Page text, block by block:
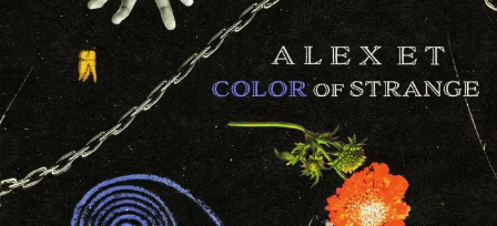
lounge mágico deAno inteiro(essa, soando como uma
suposta parceria entre Arnaldo Baptista e Guilherme
Arantes) e a valsa tóxica de Taekwondo.
Ouvimos : ttoró – Isca(EP)
Nessa base, o Pianocoquetel acaba lembrando bandas
como Sparks, que unem melodias contemplativas e
observações ferinas, como no tédio mortal deVai levar